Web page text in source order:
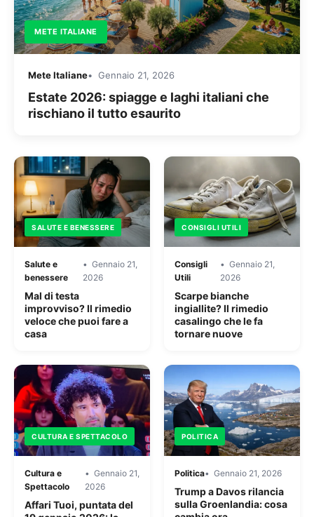
METE ITALIANE
Mete Italiane Gennaio 21, 2026
Estate 2026: spiagge e laghi italiani che
rischiano il tutto esaurito
SALUTE E BENESSERE
Salute e
benessere
Gennaio 21,
2026
Mal di testa
improvviso? Il rimedio
veloce che puoi fare a
casa
CONSIGLI UTILI
Consigli
Utili
Gennaio 21,
2026
Scarpe bianche
ingiallite? Il rimedio
casalingo che le fa
tornare nuove
CULTURA E SPETTACOLO
Cultura e
Spettacolo
Gennaio 21,
2026
Affari Tuoi, puntata del
POLITICA
Politica Gennaio 21, 2026
Trump a Davos rilancia
sulla Groenlandia: cosa